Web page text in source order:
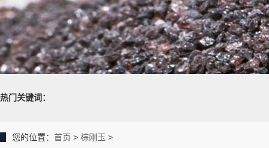
热门关键词：
您的位置： 首页 > 棕刚玉 >